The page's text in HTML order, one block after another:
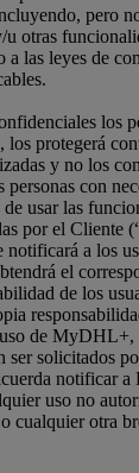
pero
otras
a las leyes de
los
los protegerá
y no los
con
usar las
por el Cliente
a los
el
de los
de MyDHL+,
ser solicitados
notificar a
uso no
cualquier otra